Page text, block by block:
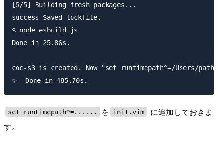
[5/5] Building fresh packages...
success Saved lockfile.
$ node esbuild.js
Done in 25.86s.
coc-s3 is created. Now "set runtimepath^=/Users/
set runtimepath^=...... を init.vim
に追加しておきま
す。